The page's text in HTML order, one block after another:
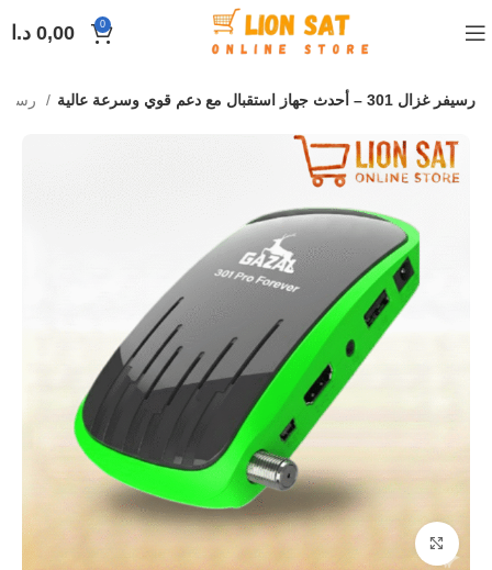
0
0,00 د.ا
رسيفر غزال 301 – أحدث جهاز استقبال مع دعم قوي وسرعة عالية